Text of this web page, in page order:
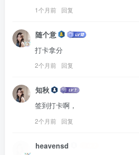
1个月前 回复
随个意
打卡拿分
2个月前 回复
知秋
签到打卡啊，
2个月前 回复
heavensd